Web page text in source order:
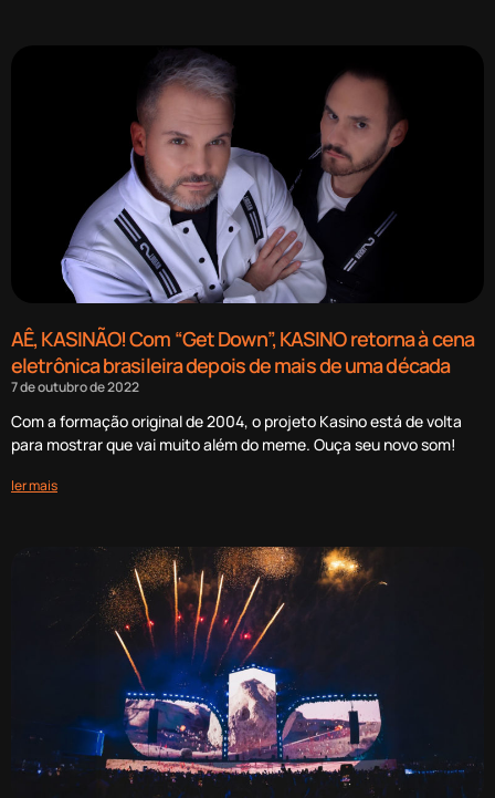
AÊ, KASINÃO! Com “Get Down”, KASINO retorna à cena
eletrônica brasileira depois de mais de uma década
7 de outubro de 2022
Com a formação original de 2004, o projeto Kasino está de volta
para mostrar que vai muito além do meme. Ouça seu novo som!
ler mais